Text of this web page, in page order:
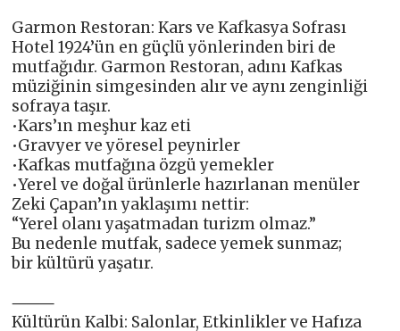
Garmon Restoran: Kars ve Kafkasya Sofrası
Hotel 1924’ün en güçlü yönlerinden biri de
mutfağıdır. Garmon Restoran, adını Kafkas
müziğinin simgesinden alır ve aynı zenginliği
sofraya taşır.
•Kars’ın meşhur kaz eti
•Gravyer ve yöresel peynirler
•Kafkas mutfağına özgü yemekler
•Yerel ve doğal ürünlerle hazırlanan menüler
Zeki Çapan’ın yaklaşımı nettir:
“Yerel olanı yaşatmadan turizm olmaz.”
Bu nedenle mutfak, sadece yemek sunmaz;
bir kültürü yaşatır.
⸻
Kültürün Kalbi: Salonlar, Etkinlikler ve Hafıza